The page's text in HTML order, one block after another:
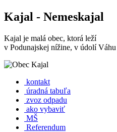
Kajal - Nemeskajal
Kajal je malá obec, ktorá leží
v Podunajskej nížine, v údolí Váhu
kontakt
úradná tabuľa
zvoz odpadu
ako vybaviť
MŠ
Referendum